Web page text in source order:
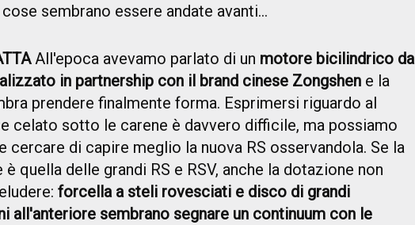
sembrano essere andate avanti...
All'epoca avevamo parlato di un motore bicilindrico da
in partnership con il brand cinese Zongshen e la
prendere finalmente forma. Esprimersi riguardo al
celato sotto le carene è davvero difficile, ma possiamo
cercare di capire meglio la nuova RS osservandola. Se la
quella delle grandi RS e RSV, anche la dotazione non
forcella a steli rovesciati e disco di grandi
all'anteriore sembrano segnare un continuum con le